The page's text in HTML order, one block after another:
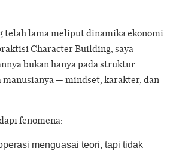
telah lama meliput dinamika ekonomi
Character Building, saya
bukan hanya pada struktur
— mindset, karakter, dan
fenomena:
menguasai teori, tapi tidak